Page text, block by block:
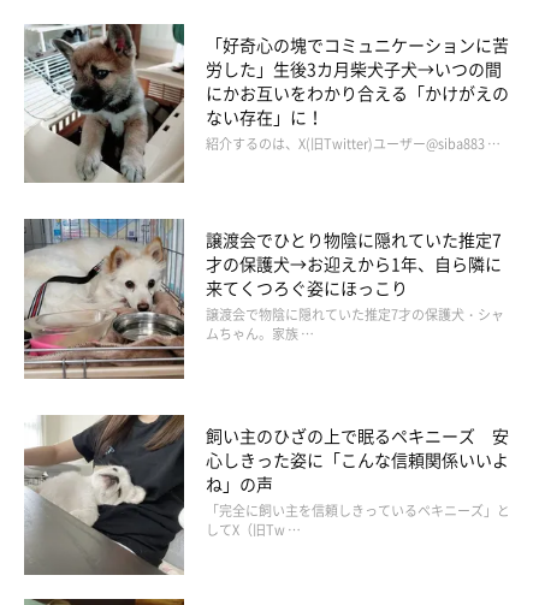
ベッドで寝転ぶりんくん
@LStnd38qA2pBwap さん提供写真
てちゃんなのだそう。
飼い主さん：
「ふだんは家の中を歩いているとすぐに着いてくるんです。とき
には飼い主の足の間から追い抜こうとしてくるので、誤って蹴り
飼い主さんから片時も離れたくないとついてまわる一方で、とき
にはかくれんぼをして姿を消すりんくん。飼い主さんの気を引く
のが上手なようですね。
「好奇心の塊でコミュニケーションに苦
労した」生後3カ月柴犬子犬→いつの間
にかお互いをわかり合える「かけがえの
ない存在」に！
紹介するのは、X(旧Twitter)ユーザー@siba883 …
譲渡会でひとり物陰に隠れていた推定7
才の保護犬→お迎えから1年、自ら隣に
来てくつろぐ姿にほっこり
譲渡会で物陰に隠れていた推定7才の保護犬・シャ
ムちゃん。家族 …
飼い主のひざの上で眠るペキニーズ 安
心しきった姿に「こんな信頼関係いいよ
ね」の声
「完全に飼い主を信頼しきっているペキニーズ」と
してX（旧Tw …